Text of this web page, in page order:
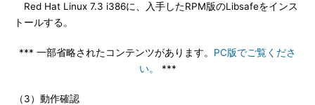
Red Hat Linux 7.3 i386に、入手したRPM版のLibsafeをインス
トールする。
*** 一部省略されたコンテンツがあります。 PC版でご覧くださ
い。
***
（3）動作確認